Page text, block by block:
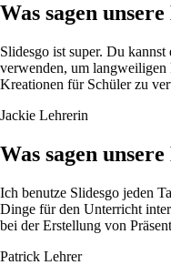
Was sagen
Slidesgo ist super. Du
verwenden, um
Kreationen für Schüler zu
Jackie Lehrerin
Was sagen
Ich benutze Slidesgo jeden
Dinge für den Unterricht
bei der Erstellung von
Patrick Lehrer